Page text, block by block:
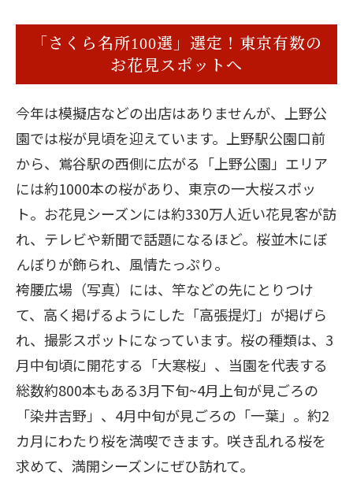
「さくら名所100選」選定！東京有数の
お花見スポットへ
今年は模擬店などの出店はありませんが、上野公
園では桜が見頃を迎えています。上野駅公園口前
から、鴬谷駅の西側に広がる「上野公園」エリア
には約1000本の桜があり、東京の一大桜スポッ
ト。お花見シーズンには約330万人近い花見客が訪
れ、テレビや新聞で話題になるほど。桜並木にぼ
んぼりが飾られ、風情たっぷり。
袴腰広場（写真）には、竿などの先にとりつけ
て、高く掲げるようにした「高張提灯」が掲げら
れ、撮影スポットになっています。桜の種類は、3
月中旬頃に開花する「大寒桜」、当園を代表する
総数約800本もある3月下旬~4月上旬が見ごろの
「染井吉野」、4月中旬が見ごろの「一葉」。約2
カ月にわたり桜を満喫できます。咲き乱れる桜を
求めて、満開シーズンにぜひ訪れて。